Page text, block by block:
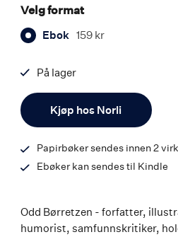
Velg format
Ebok 159 kr
Kjøp hos Norli
På lager
9788203358265
Papirbøker sendes innen 2
Ebøker kan sendes til Kindle
Odd Børretzen - forfatter,
humorist, samfunnskritiker,